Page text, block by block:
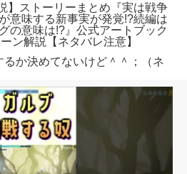
】ストーリーまとめ『実は戦争
意味する新事実が発覚!?続編は
の意味は!?』公式アートブック
ン解説【ネタバレ注意】
るか決めてないけど＾＾；（ネ